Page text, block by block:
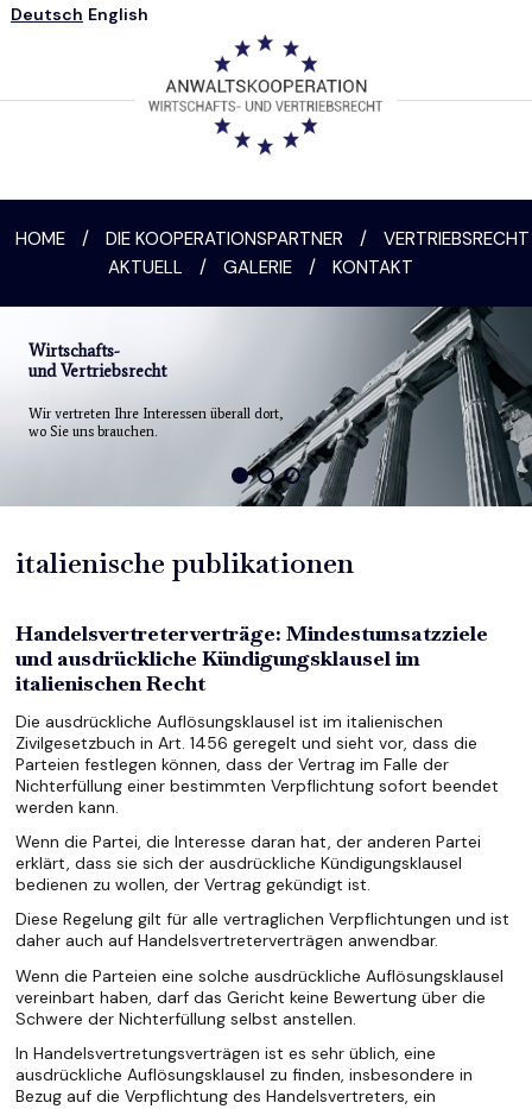
Deutsch English
HOME / DIE KOOPERATIONSPARTNER /
VERTRIEBSRECHT
AKTUELL
/ GALERIE / KONTAKT
Wirtschafts-
und Vertriebsrecht
Wir vertreten Ihre Interessen überall dort,
wo Sie uns brauchen.
italienische publikationen
Handelsvertreterverträge: Mindestumsatzziele
und ausdrückliche Kündigungsklausel im
italienischen Recht
Die ausdrückliche Auflösungsklausel ist im italienischen
Zivilgesetzbuch in Art. 1456 geregelt und sieht vor, dass die
Parteien festlegen können, dass der Vertrag im Falle der
Nichterfüllung einer bestimmten Verpflichtung sofort beendet
werden kann.
Wenn die Partei, die Interesse daran hat, der anderen Partei
erklärt, dass sie sich der ausdrückliche Kündigungsklausel
bedienen zu wollen, der Vertrag gekündigt ist.
Diese Regelung gilt für alle vertraglichen Verpflichtungen und ist
daher auch auf Handelsvertreterverträgen anwendbar.
Wenn die Parteien eine solche ausdrückliche Auflösungsklausel
vereinbart haben, darf das Gericht keine Bewertung über die
Schwere der Nichterfüllung selbst anstellen.
In Handelsvertretungsverträgen ist es sehr üblich, eine
ausdrückliche Auflösungsklausel zu finden, insbesondere in
Bezug auf die Verpflichtung des Handelsvertreters, ein